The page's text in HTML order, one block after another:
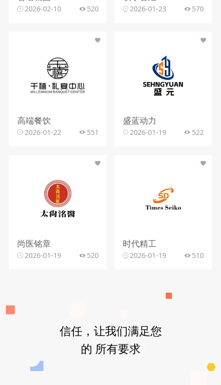
2026-02-10 520 2026-01-23 570
高端餐饮
2026-01-22 551
盛蓝动力
2026-01-19 522
尚医铭章
2026-01-19 520
时代精工
2026-01-19 510
信任，让我们满足您
的 所有要求